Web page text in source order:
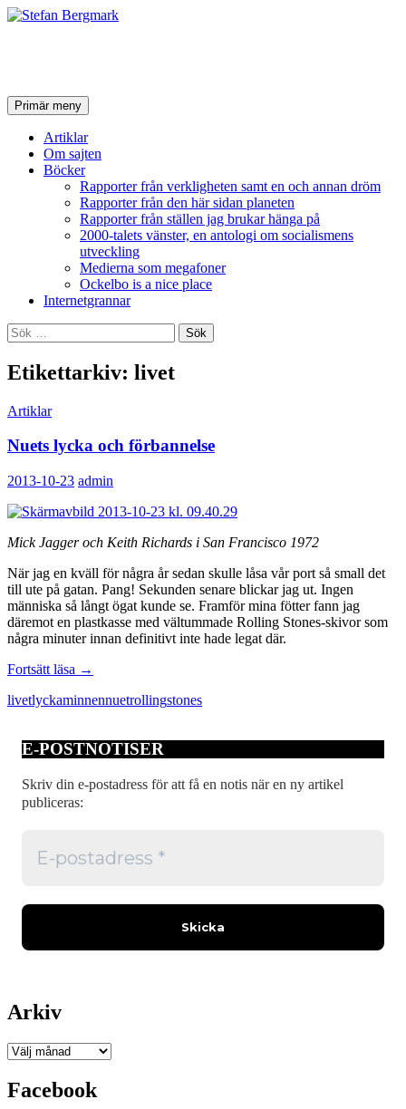
SökPrimär meny Hoppa
till
innehåll
Artiklar
Om sajten
Böcker
Rapporter från verkligheten samt en och annan dröm
Rapporter från den här sidan planeten
Rapporter från ställen jag brukar hänga på
2000-talets vänster, en antologi om socialismens
utveckling
Medierna som megafoner
Ockelbo is a nice place
Internetgrannar
Sök
efter:
Etikettarkiv: livet
Artiklar
Nuets lycka och förbannelse
2013-10-23 admin
Mick Jagger och Keith Richards i San Francisco 1972
När jag en kväll för några år sedan skulle låsa vår port så small det
till ute på gatan. Pang! Sekunden senare blickar jag ut. Ingen
människa så långt ögat kunde se. Framför mina fötter fann jag
däremot en plastkasse med vältummade Rolling Stones-skivor som
några minuter innan definitivt inte hade legat där.
Fortsätt läsa Nuets
och
→
livetlyckaminnennuetrollingstones
E-POSTNOTISER
Skriv din e-postadress för att få en notis när en ny artikel
publiceras:
Arkiv
Arkiv
Facebook